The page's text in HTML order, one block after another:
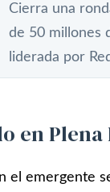
Cierra una
de 50 millones
liderada por
en
el emergente